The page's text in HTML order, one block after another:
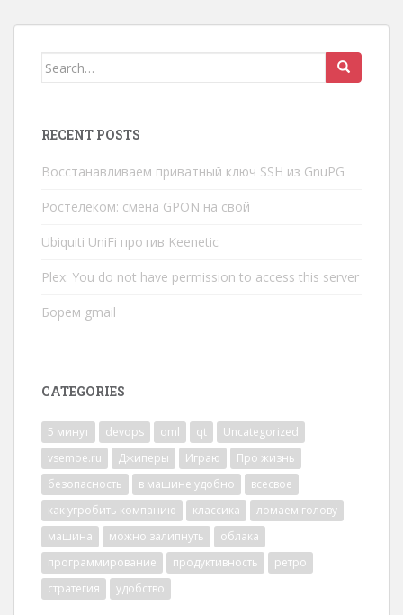
Search
RECENT POSTS
Восстанавливаем приватный ключ SSH из GnuPG
Ростелеком: смена GPON на свой
Ubiquiti UniFi против Keenetic
Plex: You do not have permission to access this server
Борем gmail
CATEGORIES
5 минут devops qml qt
Uncategorized
vsemoe.ru
Джиперы Играю
Про жизнь
безопасность
в машине удобно
всесвое
как угробить компанию
классика
ломаем голову
машина
можно залипнуть
облака
программирование
продуктивность
ретро
стратегия
удобство